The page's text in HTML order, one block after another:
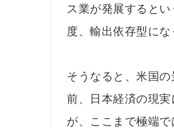
ス業が発展すると
度、輸出依存型に
そうなると、米国
前、日本経済の現
が、ここまで極端